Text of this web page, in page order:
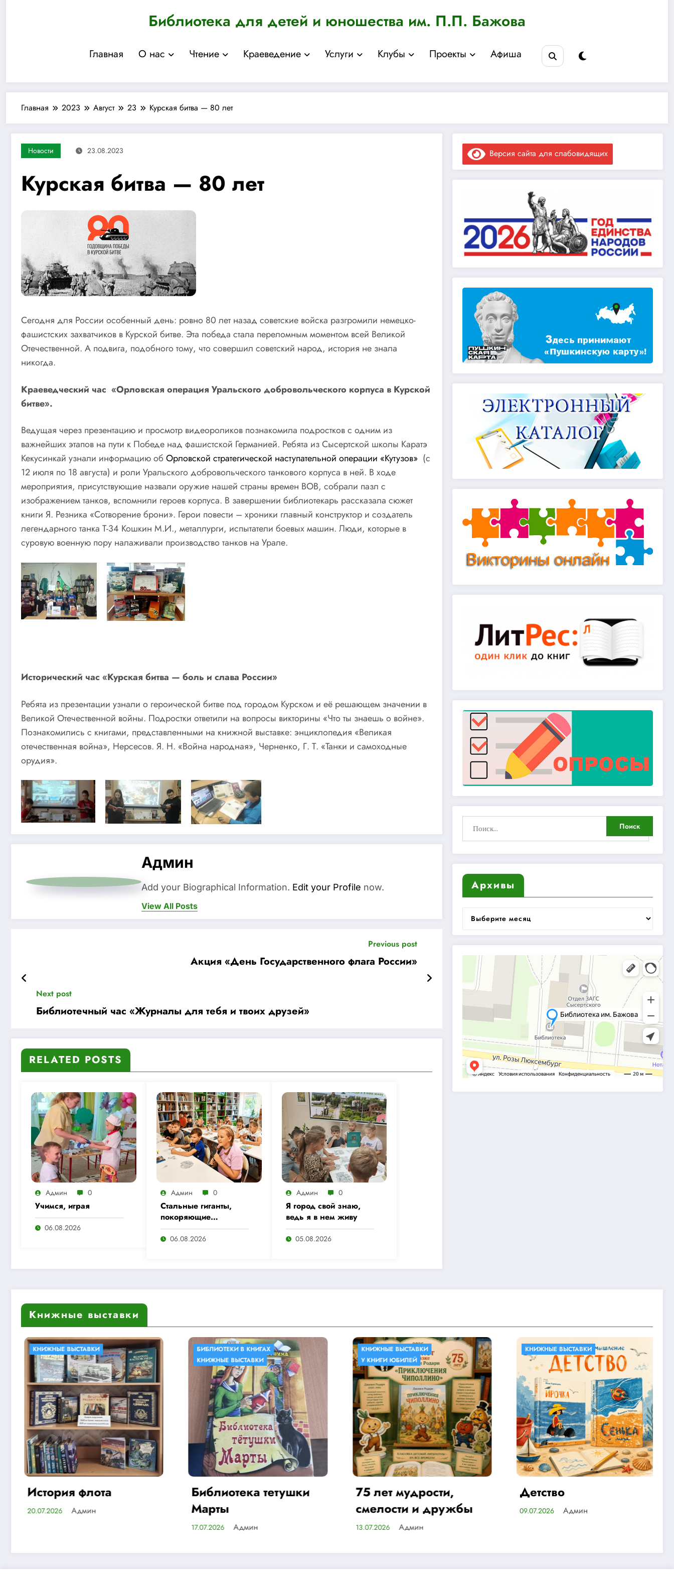
Библиотека для детей и юношества им. П.П. Бажова
Главная О нас Чтение Краеведение Услуги Клубы Проекты Афиша
Главная 2023 Август 23 Курская битва — 80 лет
Новости 23.08.2023
Курская битва — 80 лет
Сегодня для России особенный день: ровно 80 лет назад советские войска разгромили немецко-
фашистских захватчиков в Курской битве. Эта победа стала переломным моментом всей Великой
Отечественной. А подвига, подобного тому, что совершил советский народ, история не знала
никогда.
Краеведческий час «Орловская операция Уральского добровольческого корпуса в Курской
битве».
Ведущая через презентацию и просмотр видеороликов познакомила подростков с одним из
важнейших этапов на пути к Победе над фашистской Германией. Ребята из Сысертской школы Каратэ
Кекусинкай узнали информацию обОрловской стратегической наступательной операции «Кутузов» (с
12 июля по 18 августа) и роли Уральского добровольческого танкового корпуса в ней. В ходе
мероприятия, присутствующие назвали оружие нашей страны времен ВОВ, собрали пазл с
изображением танков, вспомнили героев корпуса. В завершении библиотекарь рассказала сюжет
книги Я. Резника «Сотворение брони». Герои повести – хроники главный конструктор и создатель
легендарного танка Т-34 Кошкин М.И., металлурги, испытатели боевых машин. Люди, которые в
суровую военную пору налаживали производство танков на Урале.
Исторический час «Курская битва — боль и слава России»
Ребята из презентации узнали о героической битве под городом Курском и её решающем значении в
Великой Отечественной войны. Подростки ответили на вопросы викторины «Что ты знаешь о войне».
Познакомились с книгами, представленными на книжной выставке: энциклопедия «Великая
отечественная война», Нерсесов. Я. Н. «Война народная», Черненко, Г. Т. «Танки и самоходные
орудия».
Админ
Add your Biographical Information. Edit your Profile now.
View All Posts
Previous post
Акция «День Государственного флага России»
Next post
Библиотечный час «Журналы для тебя и твоих друзей»
RELATED POSTS
Админ 0
Учимся, играя
06.08.2026
Админ 0
Стальные гиганты,
покоряющие
расстояния
06.08.2026
Админ 0
Я город свой знаю,
ведь я в нем живу
05.08.2026
Версия сайта для слабовидящих
Архивы
Архивы
Книжные выставки
БИБЛИОТЕКИ В КНИГАХ
КНИЖНЫЕ ВЫСТАВКИ
Библиотека тетушки
Марты
КНИЖНЫЕ ВЫСТАВКИ
У КНИГИ ЮБИЛЕЙ
75 лет мудрости,
13.07.2026
КНИЖНЫЕ ВЫСТАВКИ
Детство
09.07.2026 Админ
КНИЖНЫЕ ВЫСТАВКИ
Найдите ответы в
литературе